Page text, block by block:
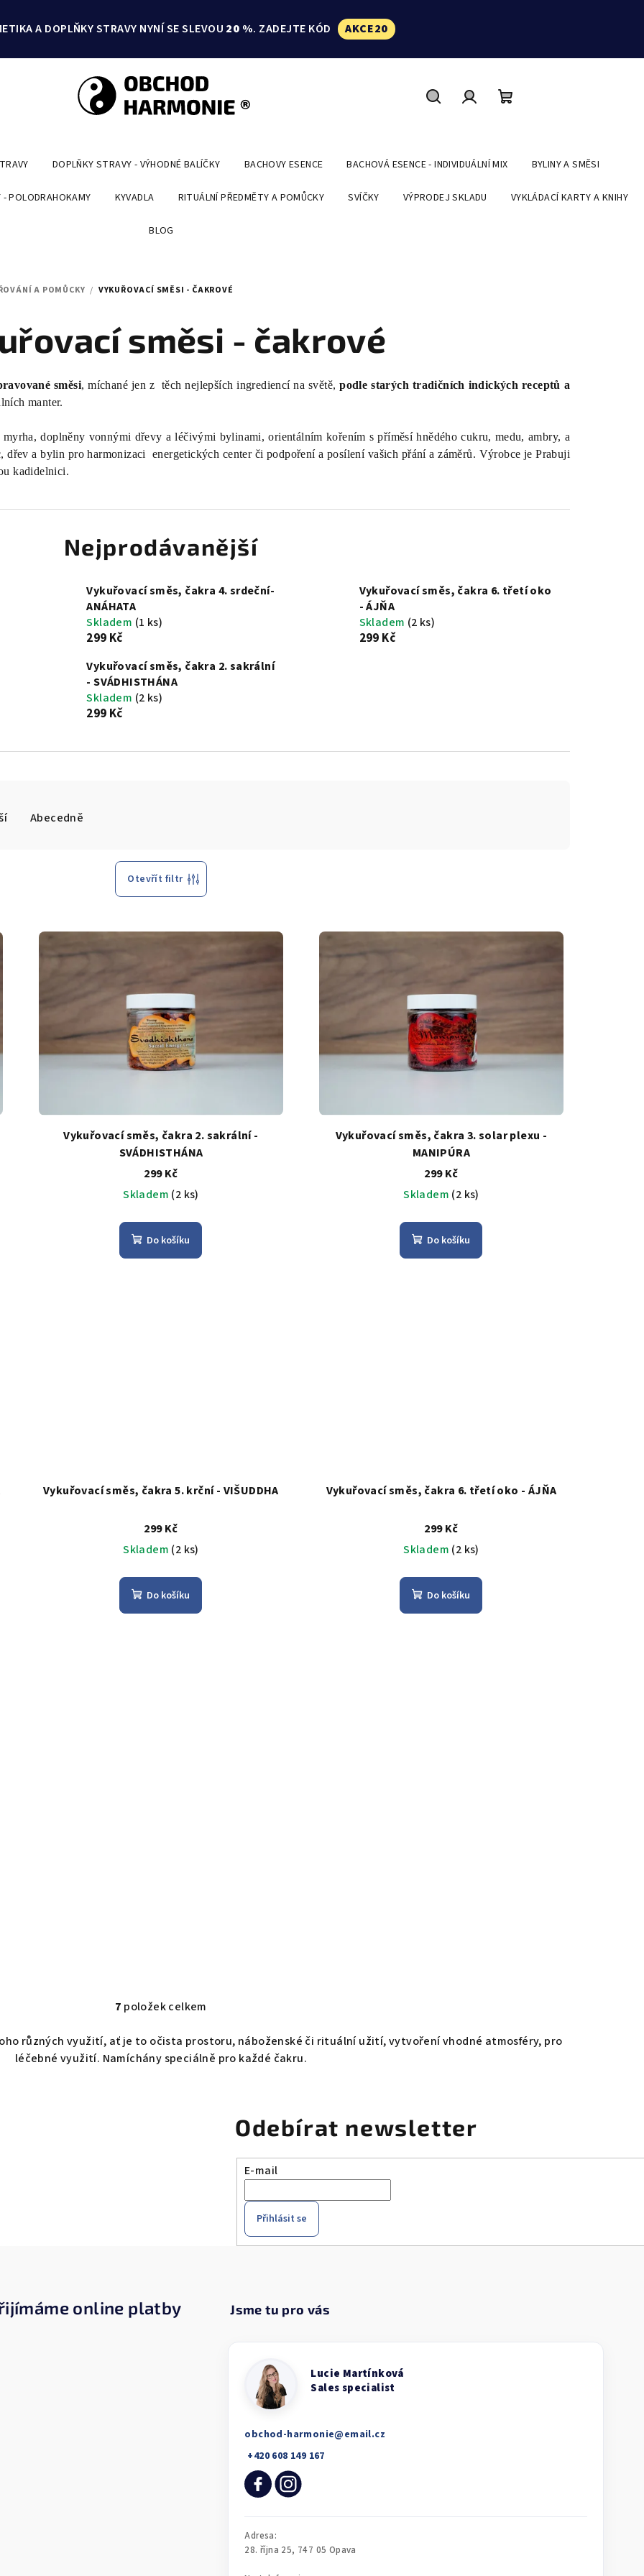
A DOPLŇKY STRAVY NYNÍ SE SLEVOU 20 %. ZADEJTE KÓD AKCE20
košík
DOPLŇKY STRAVY - VÝHODNÉ BALÍČKY BACHOVY ESENCE BACHOVÁ ESENCE - INDIVIDUÁLNÍ MIX BYLINY A SMĚSI
- POLODRAHOKAMY KYVADLA RITUÁLNÍ PŘEDMĚTY A POMŮCKY SVÍČKY VÝPRODEJ SKLADU VYKLÁDACÍ KARTY A KNIHY
BLOG
A POMŮCKY / VYKUŘOVACÍ SMĚSI - ČAKROVÉ
směsi - čakrové
směsi, míchané jen z těch nejlepších ingrediencí na světě,podle starých tradičních indických receptů a
manter.
doplněny vonnými dřevy a léčivými bylinami, orientálním kořením s příměsí hnědého cukru, medu, ambry, a
dřev a bylin pro harmonizaci energetických center či podpoření a posílení vašich přání a záměrů. Výrobce je Prabuji
kadidelnici.
Nejprodávanější
Vykuřovací směs, čakra 4. srdeční-
ANÁHATA
Skladem (1 ks)
299 Kč
Vykuřovací směs, čakra 6. třetí oko
- ÁJŇA
Skladem (2 ks)
299 Kč
Vykuřovací směs, čakra 2. sakrální
- SVÁDHISTHÁNA
Skladem (2 ks)
299 Kč
Abecedně
Otevřít filtr
Vykuřovací směs, čakra 2. sakrální -
SVÁDHISTHÁNA
299 Kč
Skladem (2 ks)
Do košíku
Vykuřovací směs, čakra 3. solar plexu -
MANIPÚRA
299 Kč
Skladem (2 ks)
Do košíku
Vykuřovací směs, čakra 5. krční - VIŠUDDHA
299 Kč
Skladem (2 ks)
Do košíku
Vykuřovací směs, čakra 6. třetí oko - ÁJŇA
299 Kč
Skladem (2 ks)
Do košíku
O
v
l
ý
p
7 položek celkem
různých využití, ať je to očista prostoru, náboženské či rituální užití, vytvoření vhodné atmosféry, pro
léčebné využití. Namíchány speciálně pro každé čakru.
Odebírat newsletter
E-mail
Přihlásit se
online platby
obchod-harmonie@email.cz